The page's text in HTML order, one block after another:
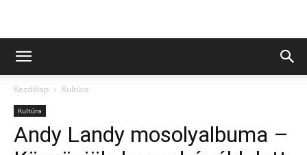
Kezdőlap Kultúra
Kultúra
Andy Landy mosolyalbuma –